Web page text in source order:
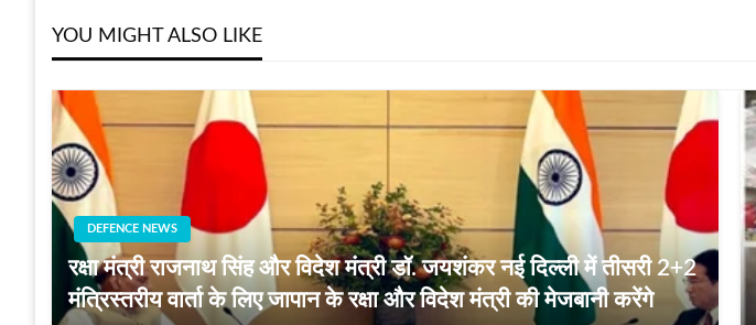
YOU MIGHT ALSO LIKE
DEFENCE NEWS
रक्षा मंत्री राजनाथ सिंह और विदेश मंत्री डॉ. जयशंकर नई दिल्ली में तीसरी 2+2
मंत्रिस्तरीय वार्ता के लिए जापान के रक्षा और विदेश मंत्री की मेजबानी करेंगे